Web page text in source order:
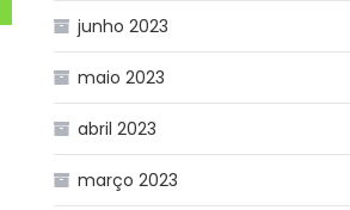
junho 2023
maio 2023
abril 2023
março 2023